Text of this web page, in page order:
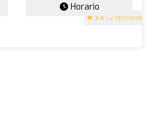
3.3 (12 opiniones)
Horario